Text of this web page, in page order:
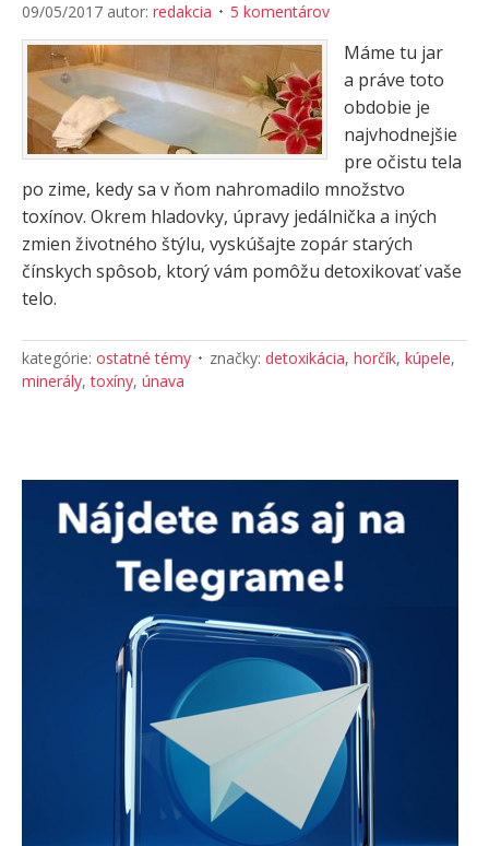
09/05/2017 autor: redakcia 5 komentárov
Máme tu jar
a práve toto
obdobie je
najvhodnejšie
pre očistu tela
po zime, kedy sa v ňom nahromadilo množstvo
toxínov. Okrem hladovky, úpravy jedálnička a iných
zmien životného štýlu, vyskúšajte zopár starých
čínskych spôsob, ktorý vám pomôžu detoxikovať vaše
telo.
kategórie: ostatné témy značky: detoxikácia, horčík, kúpele,
minerály,toxíny, únava